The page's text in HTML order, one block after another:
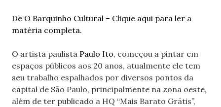
De O Barquinho Cultural – Clique aqui para ler a
matéria completa.
O artista paulista Paulo Ito, começou a pintar em
espaços públicos aos 20 anos, atualmente ele tem
seu trabalho espalhados por diversos pontos da
capital de São Paulo, principalmente na zona oeste,
além de ter publicado a HQ “Mais Barato Grátis”,